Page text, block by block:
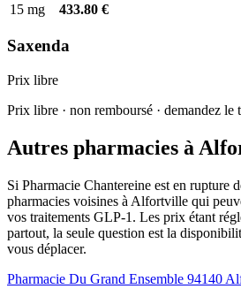
15 mg
433.80 €
Saxenda
Prix libre
Prix libre · non remboursé · demandez le
Autres pharmacies à
Si Pharmacie Chantereine est en rupture
pharmacies voisines à Alfortville qui
vos traitements GLP-1. Les prix étant
partout, la seule question est la
vous déplacer.
Pharmacie Du Grand Ensemble 94140